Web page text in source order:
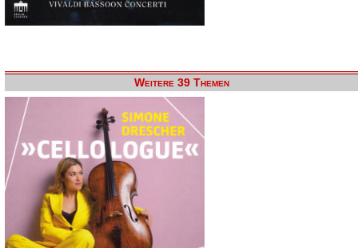
Weitere 39 Themen